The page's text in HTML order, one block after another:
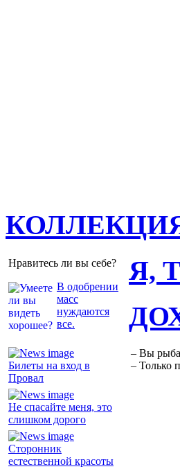
Нравитесь ли вы себе?
В одобрении
масс
нуждаются
все.
Я,
Билеты на вход в
Провал
Не спасайте меня, это
слишком дорого
Сторонник
естественной красоты
– Вы
– Только